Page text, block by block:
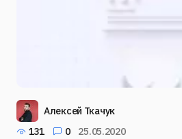
Алексей Ткачук
131
0 25.05.2020